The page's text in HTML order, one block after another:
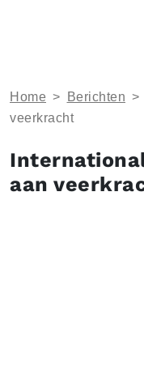
Home > Berichten >
veerkracht
aan